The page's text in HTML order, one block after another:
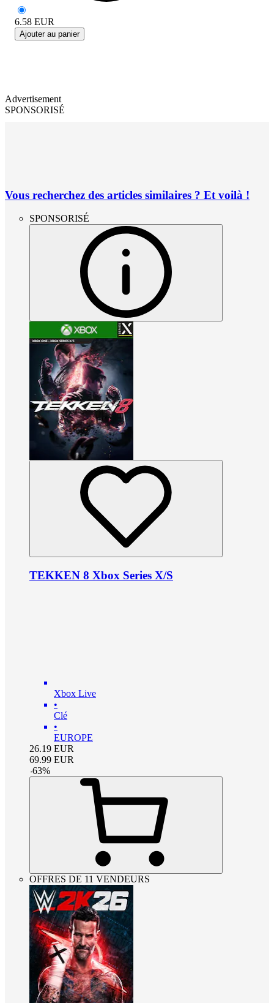
6.58 EUR
Ajouter au panier
Advertisement
SPONSORISÉ
Vous recherchez des articles similaires ? Et voilà !
SPONSORISÉ
TEKKEN 8 Xbox Series X/S
Xbox Live
•
Clé
•
EUROPE
26.19 EUR
69.99 EUR
-63%
OFFRES DE 11 VENDEURS